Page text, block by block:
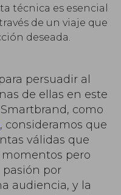
técnica es esencial
de un viaje que
deseada.
persuadir al
de ellas en este
como
, consideramos que
válidas que
pero
por
audiencia, y la